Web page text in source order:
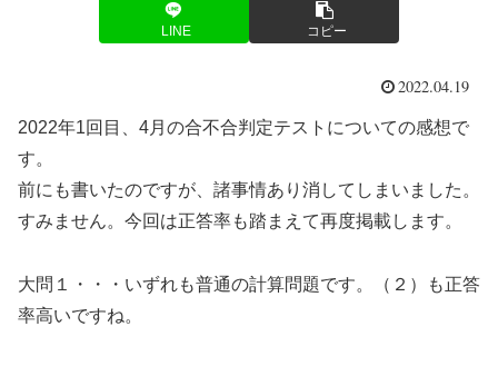
LINE コピー
2022.04.19
2022年1回目、4月の合不合判定テストについての感想で
す。
前にも書いたのですが、諸事情あり消してしまいました。
すみません。今回は正答率も踏まえて再度掲載します。
大問１・・・いずれも普通の計算問題です。（２）も正答
率高いですね。